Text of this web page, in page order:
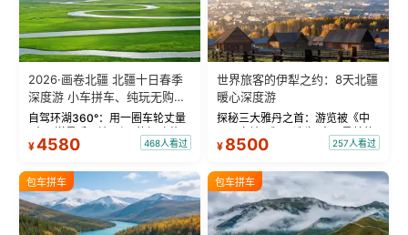
2026·画卷北疆 北疆十日春季
深度游 小车拼车、纯玩无购
物！
自驾环湖360°：用一圈车轮丈量
“大西洋最后一滴眼泪”的极致蔚
蓝。 赛湖旅拍：甄选多款风格服
绝美瞬间。 赛湖坦克300跟车视
频：专业摄影师...
¥4580 468人看过
世界旅客的伊犁之约：8天北疆
暖心深度游
探秘三大雅丹之首：游览被《中
国国家地理》评选为“中国最美的
三大雅丹”第一名的克拉玛依魔鬼
瓦人最大村落——禾木村，欣赏
晨雾与小木...
¥ 8500 257人看过
包车拼车 包车拼车